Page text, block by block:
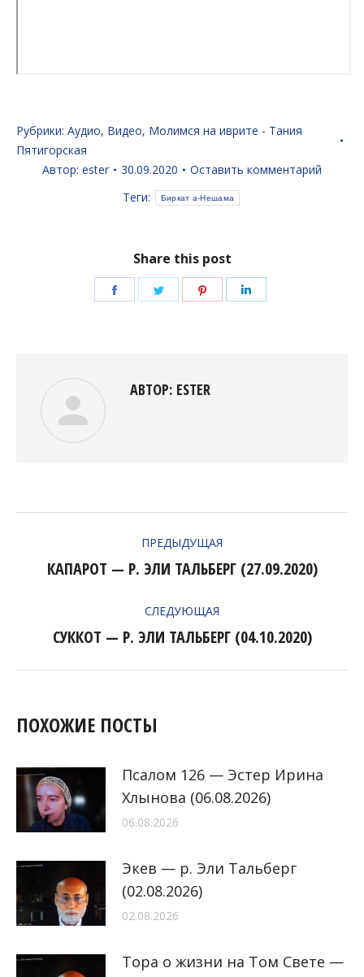
Рубрики: Аудио, Видео, Молимся на иврите - Тания
Пятигорская
Автор: ester 30.09.2020
Оставить комментарий
Теги:
Биркат а-Нешама
Share this post
ПоделитьсяПоделитьсяПоделиться
АВТОР: ESTER
ПРЕДЫДУЩАЯ
Предыдущая
КАПАРОТ — Р. ЭЛИ ТАЛЬБЕРГ (27.09.2020)
СЛЕДУЮЩАЯ
Следующая
СУККОТ — Р. ЭЛИ ТАЛЬБЕРГ (04.10.2020)
ПОХОЖИЕ ПОСТЫ
Псалом 126 — Эстер Ирина
Хлынова (06.08.2026)
06.08.2026
Экев — р. Эли Тальберг
(02.08.2026)
02.08.2026
Тора о жизни на Том Свете —